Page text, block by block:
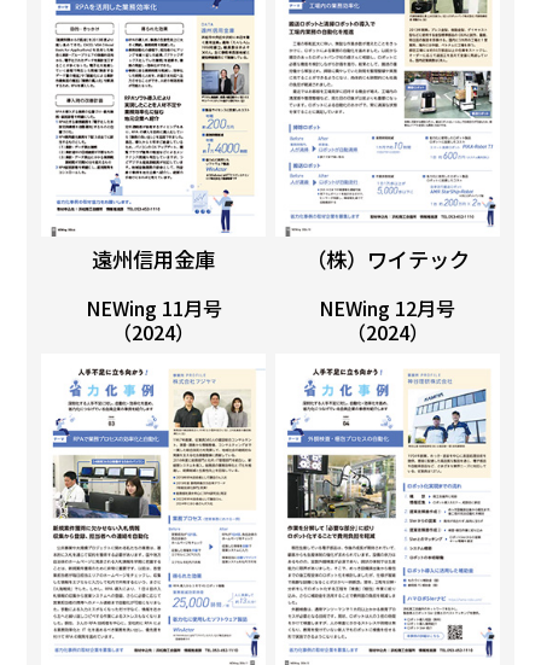
遠州信用金庫 （株）ワイテック
NEWing 11月号
（2024）
NEWing 12月号
（2024）